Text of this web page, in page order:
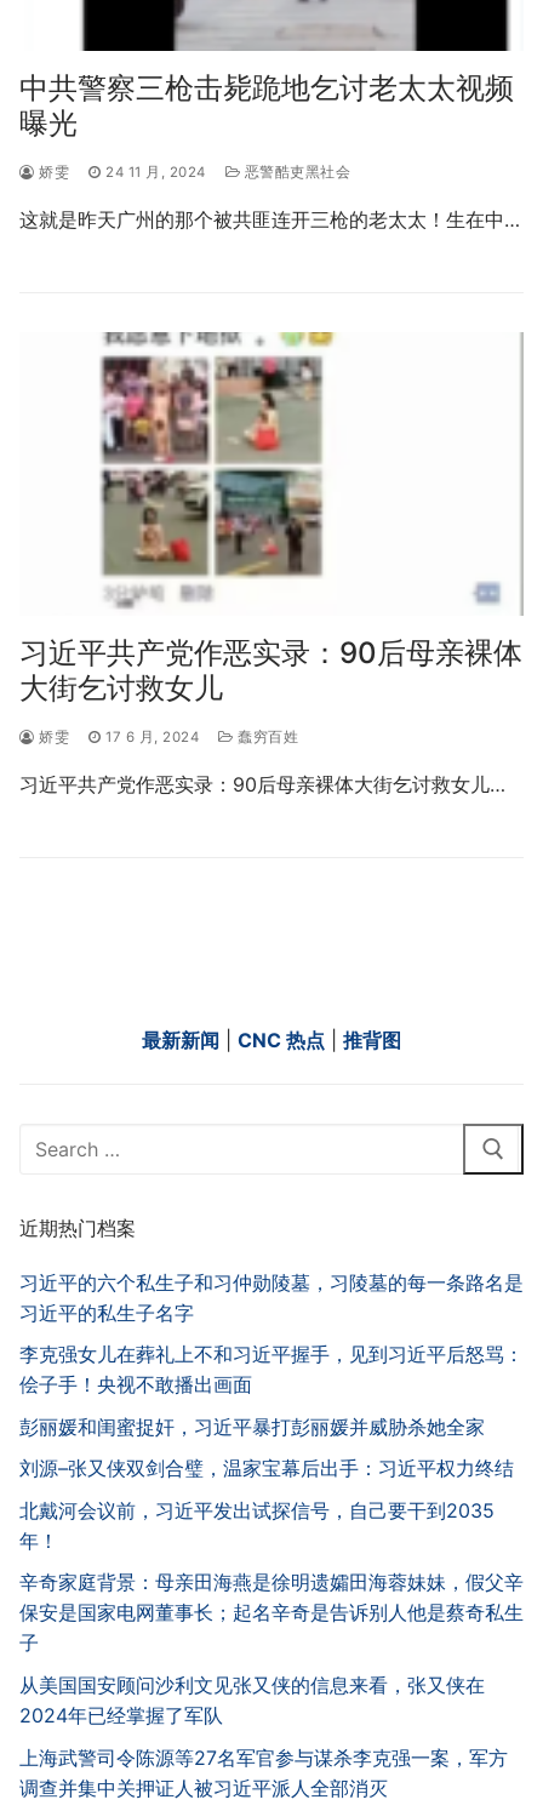
中共警察三枪击毙跪地乞讨老太太视频
曝光
娇雯 24 11 月, 2024 恶警酷吏黑社会
这就是昨天广州的那个被共匪连开三枪的老太太！生在中…
习近平共产党作恶实录：90后母亲裸体
大街乞讨救女儿
娇雯 17 6 月, 2024 蠢穷百姓
习近平共产党作恶实录：90后母亲裸体大街乞讨救女儿…
最新新闻 CNC 热点 推背图
Search
近期热门档案
习近平的六个私生子和习仲勋陵墓，习陵墓的每一条路名是
习近平的私生子名字
李克强女儿在葬礼上不和习近平握手，见到习近平后怒骂：
侩子手！央视不敢播出画面
彭丽媛和闺蜜捉奸，习近平暴打彭丽媛并威胁杀她全家
刘源–张又侠双剑合璧，温家宝幕后出手：习近平权力终结
北戴河会议前，习近平发出试探信号，自己要干到2035
年！
辛奇家庭背景：母亲田海燕是徐明遗孀田海蓉妹妹，假父辛
保安是国家电网董事长；起名辛奇是告诉别人他是蔡奇私生
子
从美国国安顾问沙利文见张又侠的信息来看，张又侠在
2024年已经掌握了军队
上海武警司令陈源等27名军官参与谋杀李克强一案，军方
调查并集中关押证人被习近平派人全部消灭